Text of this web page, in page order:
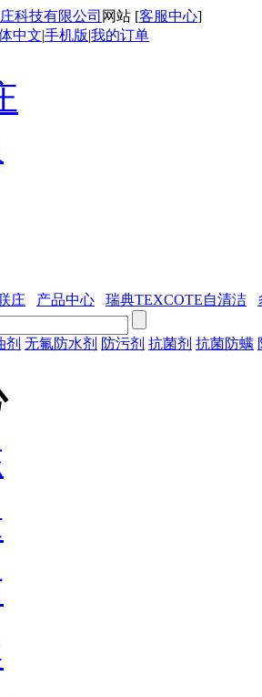
科技有限公司 网站 [客服中心]
中文|手机版|我的订单
庄 产品中心 瑞典TEXCOTE自清洁
剂 无氟防水剂 防污剂 抗菌剂 抗菌防螨